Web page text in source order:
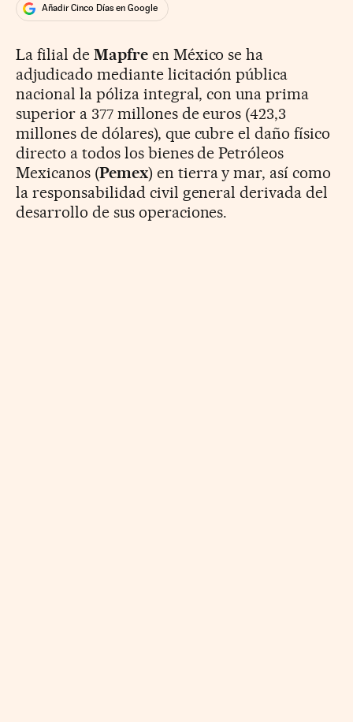
Añadir Cinco Días en Google
La filial de Mapfreen México se ha
adjudicado mediante licitación pública
nacional la póliza integral, con una prima
superior a 377 millones de euros (423,3
millones de dólares), que cubre el daño físico
directo a todos los bienes de Petróleos
Mexicanos (Pemex) en tierra y mar, así como
la responsabilidad civil general derivada del
desarrollo de sus operaciones.